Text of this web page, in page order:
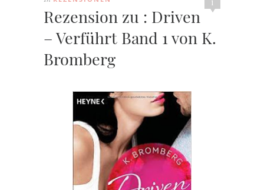
1
Rezension zu : Driven
– Verführt Band 1 von K.
Bromberg